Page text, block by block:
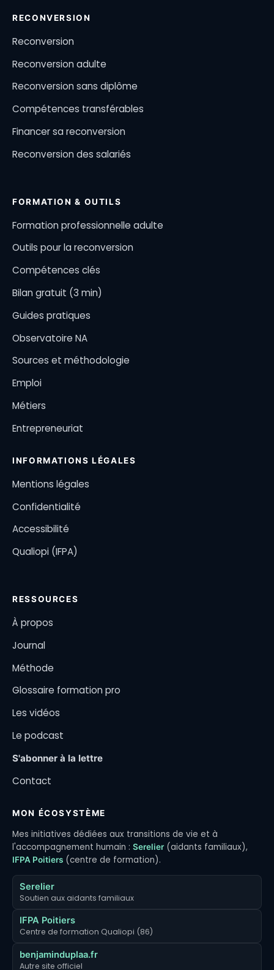
RECONVERSION
Reconversion
Reconversion adulte
Reconversion sans diplôme
Compétences transférables
Financer sa reconversion
Reconversion des salariés
FORMATION & OUTILS
Formation professionnelle adulte
Outils pour la reconversion
Compétences clés
Bilan gratuit (3 min)
Guides pratiques
Observatoire NA
Sources et méthodologie
Emploi
Métiers
Entrepreneuriat
INFORMATIONS LÉGALES
Mentions légales
Confidentialité
Accessibilité
Qualiopi (IFPA)
RESSOURCES
À propos
Journal
Méthode
Glossaire formation pro
Les vidéos
Le podcast
S'abonner à la lettre
Contact
MON ÉCOSYSTÈME
Mes initiatives dédiées aux transitions de vie et à
l'accompagnement humain : Serelier (aidants familiaux),
IFPA Poitiers (centre de formation).
Serelier
Soutien aux aidants familiaux
IFPA Poitiers
Centre de formation Qualiopi (86)
benjaminduplaa.fr
Autre site officiel